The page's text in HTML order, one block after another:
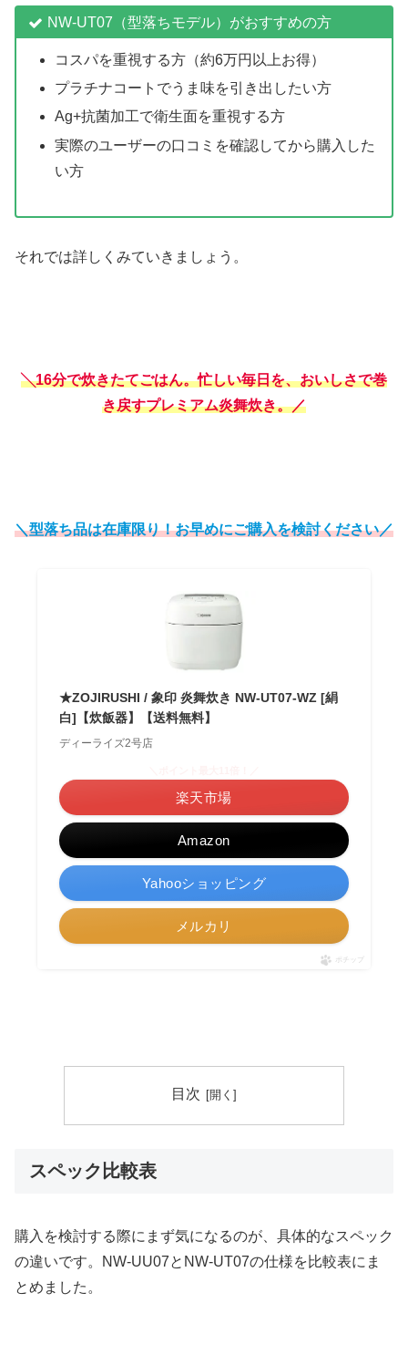
NW-UT07（型落ちモデル）がおすすめの方
コスパを重視する方（約6万円以上お得）
プラチナコートでうま味を引き出したい方
Ag+抗菌加工で衛生面を重視する方
実際のユーザーの口コミを確認してから購入した
い方
それでは詳しくみていきましょう。
╲16分で炊きたてごはん。忙しい毎日を、おいしさで巻
き戻すプレミアム炎舞炊き。／
＼型落ち品は在庫限り！お早めにご購入を検討ください／
★ZOJIRUSHI / 象印 炎舞炊き NW-UT07-WZ [絹
白]【炊飯器】【送料無料】
ディーライズ2号店
Amazon
楽天市場
Yahooショッピング
メルカリ
ポチップ
目次
スペック比較表
購入を検討する際にまず気になるのが、具体的なスペック
の違いです。NW-UU07とNW-UT07の仕様を比較表にま
とめました。